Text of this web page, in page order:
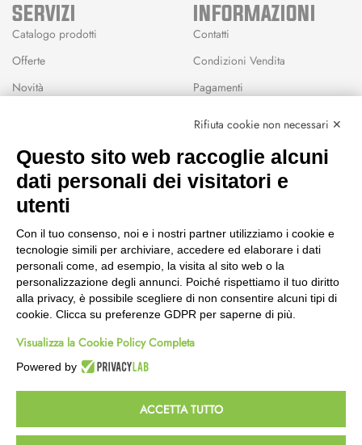
SERVIZI
Catalogo prodotti
Offerte
Novità
Wishlist
INFORMAZIONI
Contatti
Condizioni Vendita
Pagamenti
CEP GREEN
Fanano (MO)
059 8676485
349 9202419
388 8659473
info@cepgreen.com
Orario
Dal lunedì al venerdì
8:00 – 12:30 / 13:30 - 19:00
8:30 – 12:30 / 15:30 - 19:00
Rifiuta cookie non necessari ✕
Questo sito web raccoglie alcuni
dati personali dei visitatori e
utenti
Con il tuo consenso, noi e i nostri partner utilizziamo i cookie e
tecnologie simili per archiviare, accedere ed elaborare i dati
personali come, ad esempio, la visita al sito web o la
personalizzazione degli annunci. Poiché rispettiamo il tuo diritto
alla privacy, è possibile scegliere di non consentire alcuni tipi di
cookie. Clicca su preferenze GDPR per saperne di più.
Visualizza la Cookie Policy Completa
Powered by
ACCETTA TUTTO